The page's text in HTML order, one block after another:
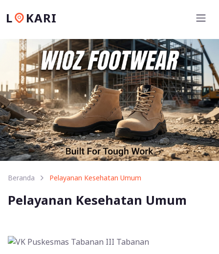
L KARI
Beranda Pelayanan Kesehatan Umum
Pelayanan Kesehatan Umum